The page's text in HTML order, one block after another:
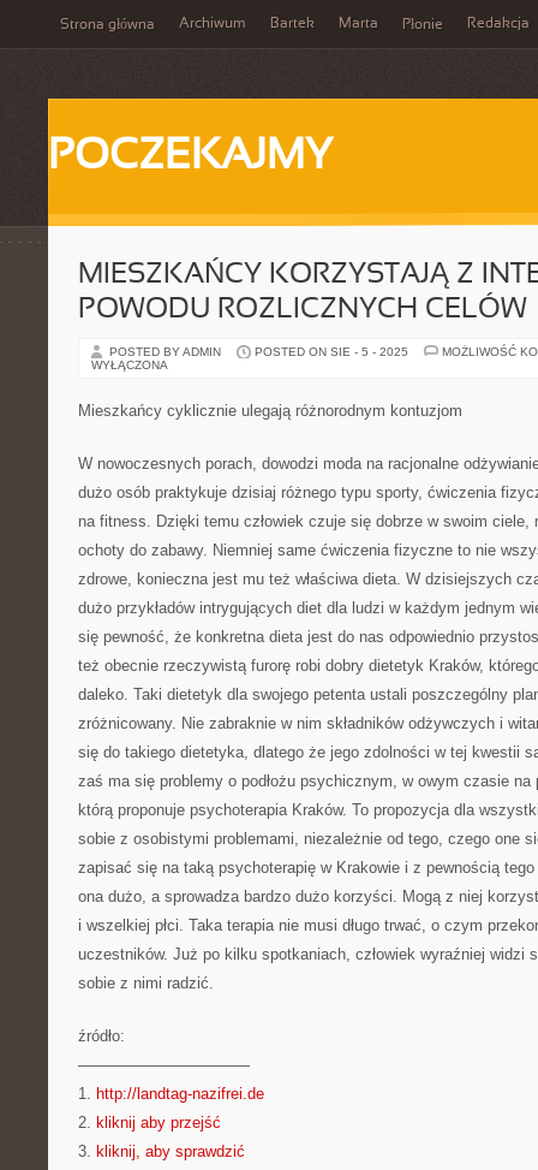
Strona główna Archiwum Bartek Marta Płonie Redakcja
POCZEKAJMY
MIESZKAŃCY KORZYSTAJĄ Z
POWODU ROZLICZNYCH CELÓW
POSTED BY ADMIN POSTED ON SIE - 5 - 2025
MOŻLIWOŚĆ
WYŁĄCZONA
Mieszkańcy cyklicznie ulegają różnorodnym kontuzjom
W nowoczesnych porach, dowodzi moda na racjonalne
dużo osób praktykuje dzisiaj różnego typu sporty, ćwiczenia
na fitness. Dzięki temu człowiek czuje się dobrze w swoim ciele,
ochoty do zabawy. Niemniej same ćwiczenia fizyczne to nie
zdrowe, konieczna jest mu też właściwa dieta. W dzisiejszych
dużo przykładów intrygujących diet dla ludzi w każdym jednym
się pewność, że konkretna dieta jest do nas odpowiednio
też obecnie rzeczywistą furorę robi dobry dietetyk Kraków,
daleko. Taki dietetyk dla swojego petenta ustali poszczególny
zróżnicowany. Nie zabraknie w nim składników odżywczych i
się do takiego dietetyka, dlatego że jego zdolności w tej kwestii
zaś ma się problemy o podłożu psychicznym, w owym czasie
którą proponuje psychoterapia Kraków. To propozycja dla
sobie z osobistymi problemami, niezależnie od tego, czego one
zapisać się na taką psychoterapię w Krakowie i z pewnością tego
ona dużo, a sprowadza bardzo dużo korzyści. Mogą z niej
i wszelkiej płci. Taka terapia nie musi długo trwać, o czym
uczestników. Już po kilku spotkaniach, człowiek wyraźniej widzi
sobie z nimi radzić.
źródło:
———————————
1. http://landtag-nazifrei.de
2. kliknij aby przejść
3. kliknij, aby sprawdzić